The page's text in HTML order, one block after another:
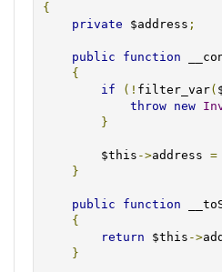
{
private $address ;
public function
{
if
(! filter_var(
throw new
}
        $this
->address =
}
public function
{
return $this ->
}